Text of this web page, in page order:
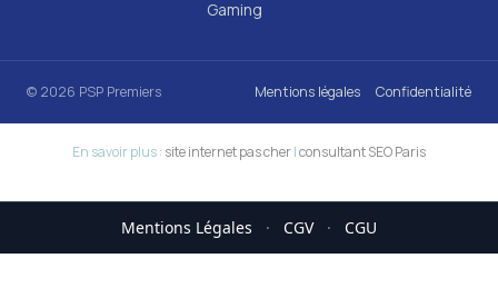
Gaming
© 2026 PSP Premiers Mentions légales Confidentialité
En savoir plus : site internet pas cher|consultant SEO Paris
Mentions Légales · CGV · CGU